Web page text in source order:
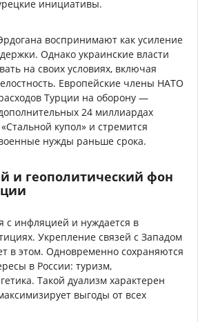
инициативы.
воспринимают как усиление
Однако украинские власти
на своих условиях, включая
Европейские члены НАТО
Турции на оборону —
24 миллиардах
купол» и стремится
нужды раньше срока.
и геополитический фон
с инфляцией и нуждается в
Укрепление связей с Западом
в этом. Одновременно сохраняются
в России: туризм,
Такой дуализм характерен
выгоды от всех